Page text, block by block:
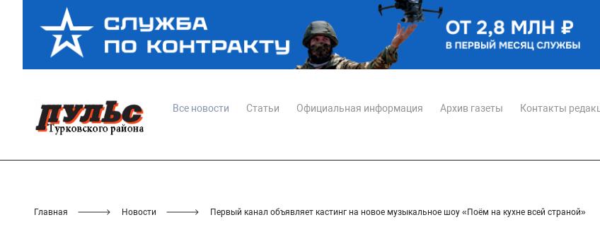
Все новости Статьи Официальная информация Архив газеты Контакты
Главная Новости Первый канал объявляет кастинг на новое музыкальное шоу «Поём на кухне всей страной»